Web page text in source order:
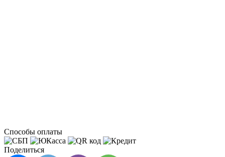
Способы оплаты
Поделиться